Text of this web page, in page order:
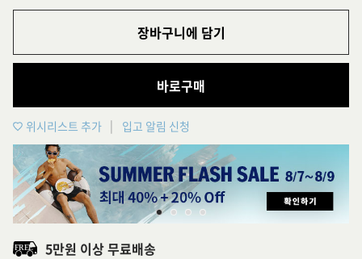
장바구니에 담기
바로구매
위시리스트 추가 입고 알림 신청
5만원 이상 무료배송